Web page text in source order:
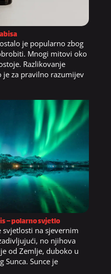
je popularno zbog
Mnogi mitovi oko
Razlikovanje
za pravilno razumijev
– polarno svjetlo
na sjevernim
no njihova
od Zemlje, duboko u
Sunca. Sunce je